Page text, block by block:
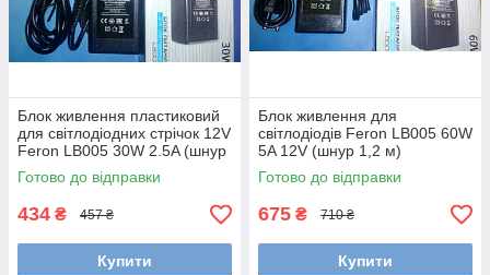
Блок живлення пластиковий
для світлодіодних стрічок 12V
Feron LB005 30W 2.5A (шнур
1,2м)
Готово до відправки
434 ₴ 457 ₴
Купити
Блок живлення для
світлодіодів Feron LB005 60W
5A 12V (шнур 1,2 м)
Готово до відправки
675 ₴ 710 ₴
Купити